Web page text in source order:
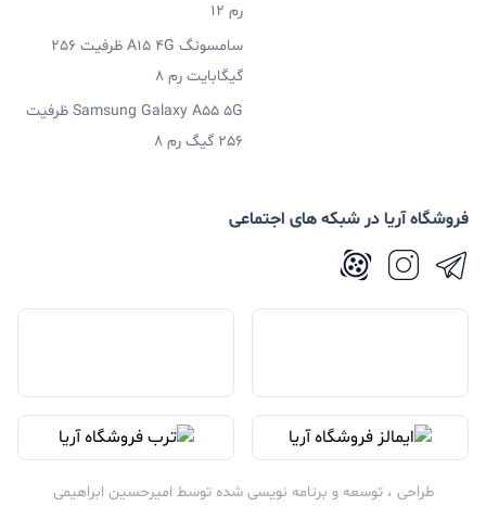
رم 12
سامسونگ A15 4G ظرفیت 256
گیگابایت رم 8
Samsung Galaxy A55 5G ظرفیت
256 گیگ رم 8
فروشگاه آریا در شبکه های اجتماعی
طراحی ، توسعه و برنامه نویسی شده توسط امیرحسین ابراهیمی